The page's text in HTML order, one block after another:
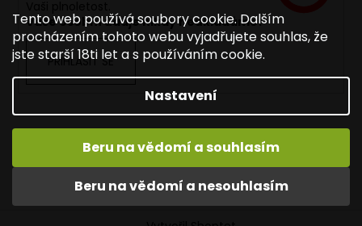
Tento web používá soubory cookie. Dalším
procházením tohoto webu vyjadřujete souhlas, že
jste starší 18ti let a s používáním cookie.
Nastavení
Beru na vědomí a nesouhlasím
Beru na vědomí a souhlasím
Vaše osobní údaje nikdy neukládáme!
PŘIHLÁSIT SE
Kontakty Napište nám
Dopravné / poštovné
PROČ EKOSMOKE.cz Mapa serveru
Slovník pojmů
Obchodní podmínky Prodávané značky Reklamace